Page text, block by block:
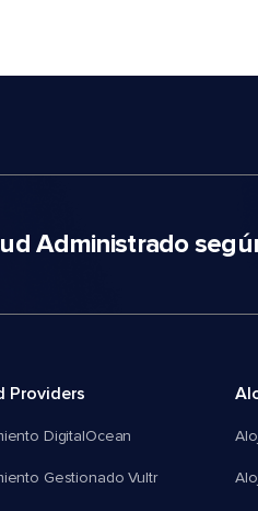
Administrado
Providers
DigitalOcean
Gestionado Vultr